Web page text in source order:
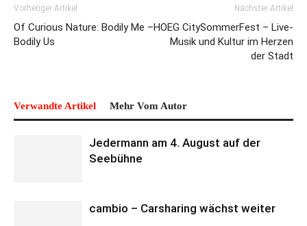
Vorheriger Artikel
Of Curious Nature: Bodily Me –
Bodily Us
Nächster Artikel
HOEG CitySommerFest – Live-
Musik und Kultur im Herzen
der Stadt
Verwandte Artikel Mehr Vom Autor
Jedermann am 4. August auf der
Seebühne
cambio – Carsharing wächst weiter